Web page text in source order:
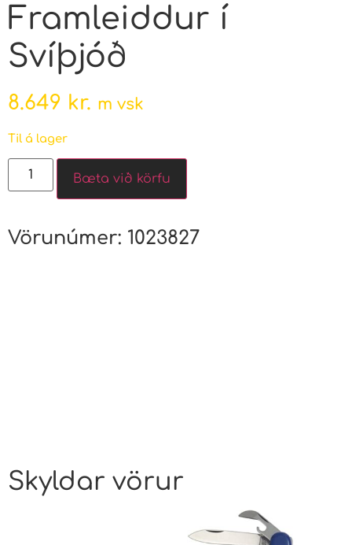
Framleiddur í
Svíþjóð
8.649 kr. m vsk
Til á lager
Bæta við körfu
Vörunúmer: 1023827
Skyldar vörur